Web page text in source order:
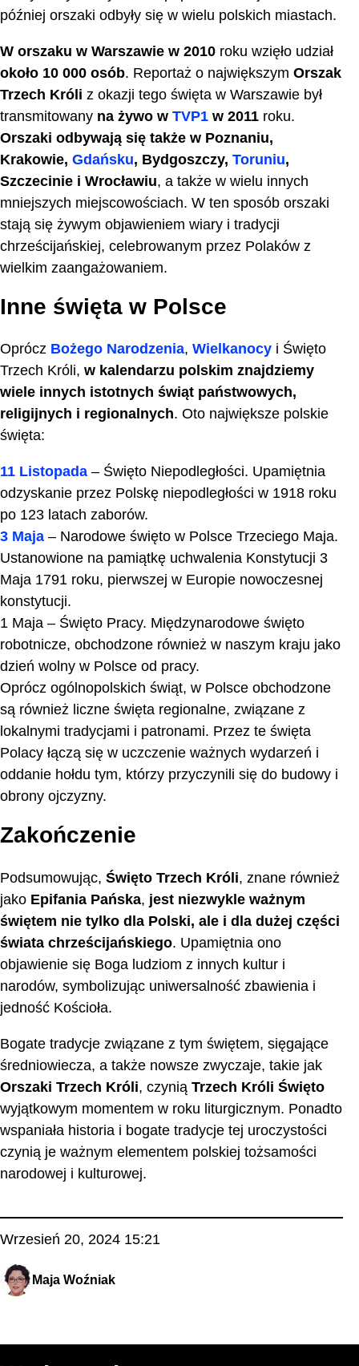
później orszaki odbyły się w wielu polskich miastach.
W orszaku w Warszawie w 2010 roku wzięło udział
około 10 000 osób. Reportaż o największym Orszak
Trzech Króli z okazji tego święta w Warszawie był
transmitowany na żywo w TVP1 w 2011 roku.
Orszaki odbywają się także w Poznaniu,
Krakowie, Gdańsku, Bydgoszczy, Toruniu,
Szczecinie i Wrocławiu, a także w wielu innych
mniejszych miejscowościach. W ten sposób orszaki
stają się żywym objawieniem wiary i tradycji
chrześcijańskiej, celebrowanym przez Polaków z
wielkim zaangażowaniem.
Inne święta w Polsce
Oprócz Bożego Narodzenia, Wielkanocy i Święto
Trzech Króli, w kalendarzu polskim znajdziemy
wiele innych istotnych świąt państwowych,
religijnych i regionalnych. Oto największe polskie
święta:
11 Listopada – Święto Niepodległości. Upamiętnia
odzyskanie przez Polskę niepodległości w 1918 roku
po 123 latach zaborów.
3 Maja – Narodowe święto w Polsce Trzeciego Maja.
Ustanowione na pamiątkę uchwalenia Konstytucji 3
Maja 1791 roku, pierwszej w Europie nowoczesnej
konstytucji.
1 Maja – Święto Pracy. Międzynarodowe święto
robotnicze, obchodzone również w naszym kraju jako
dzień wolny w Polsce od pracy.
Oprócz ogólnopolskich świąt, w Polsce obchodzone
są również liczne święta regionalne, związane z
lokalnymi tradycjami i patronami. Przez te święta
Polacy łączą się w uczczenie ważnych wydarzeń i
oddanie hołdu tym, którzy przyczynili się do budowy i
obrony ojczyzny.
Zakończenie
Podsumowując, Święto Trzech Króli, znane również
jako Epifania Pańska, jest niezwykle ważnym
świętem nie tylko dla Polski, ale i dla dużej części
świata chrześcijańskiego. Upamiętnia ono
objawienie się Boga ludziom z innych kultur i
narodów, symbolizując uniwersalność zbawienia i
jedność Kościoła.
Bogate tradycje związane z tym świętem, sięgające
średniowiecza, a także nowsze zwyczaje, takie jak
Orszaki Trzech Króli, czynią Trzech Króli Święto
wyjątkowym momentem w roku liturgicznym. Ponadto
wspaniała historia i bogate tradycje tej uroczystości
czynią je ważnym elementem polskiej tożsamości
narodowej i kulturowej.
Wrzesień 20, 2024 15:21
Maja Woźniak